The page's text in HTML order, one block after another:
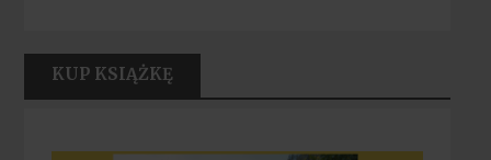
KUP KSIĄŻKĘ